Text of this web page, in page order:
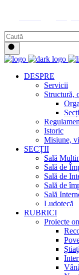
DESPRE
Servicii
Structură,
Istoric
Misiune,
SECȚII
Sală
Sală de
Sală de
Sală de
Sală
Ludotecă
RUBRICI
Proiecte